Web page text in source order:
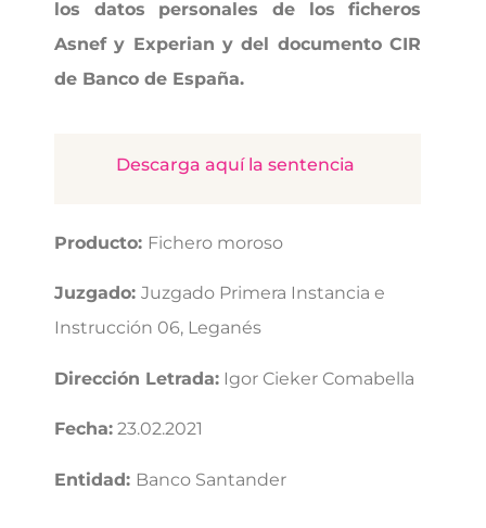
los datos personales de los ficheros
Asnef y Experian y del documento CIR
de Banco de España.
Descarga aquí la sentencia
Producto: Fichero moroso
Juzgado: Juzgado Primera Instancia e
Instrucción 06, Leganés
Dirección Letrada: Igor Cieker Comabella
Fecha: 23.02.2021
Entidad: Banco Santander